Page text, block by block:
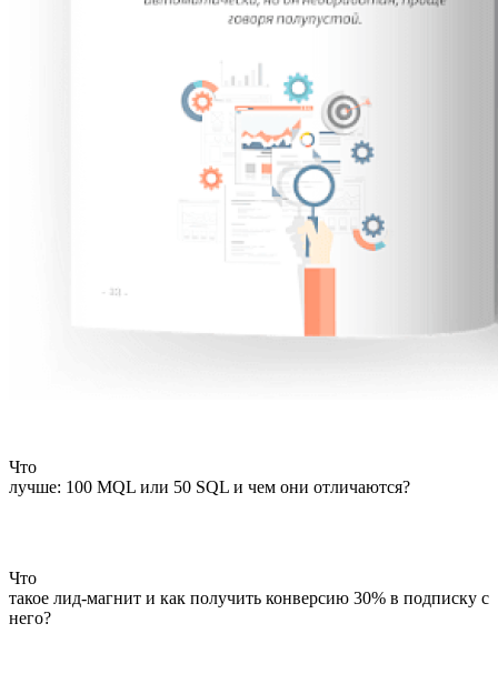
Что
лучше: 100 MQL или 50 SQL и чем они отличаются?
Что
такое лид-магнит и как получить конверсию 30% в подписку с
него?